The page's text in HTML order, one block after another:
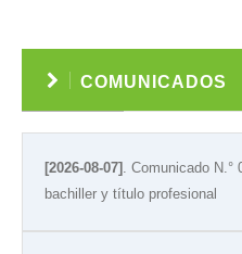
COMUNICADOS
[2026-08-07] . Comunicado N.°
bachiller y título profesional